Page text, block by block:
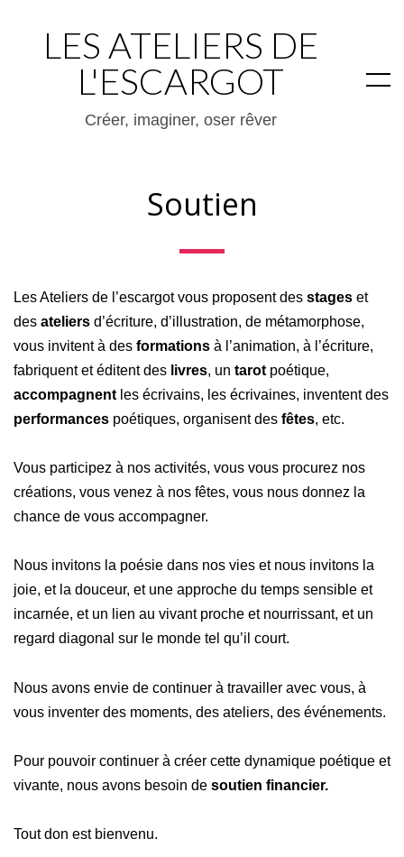
LES ATELIERS DE
L'ESCARGOT
Créer, imaginer, oser rêver
Soutien
Les Ateliers de l’escargot vous proposent des stages et
des ateliers d’écriture, d’illustration, de métamorphose,
vous invitent à des formations à l’animation, à l’écriture,
fabriquent et éditent des livres, un tarot poétique,
accompagnent les écrivains, les écrivaines, inventent des
performances poétiques, organisent des fêtes, etc.
Vous participez à nos activités, vous vous procurez nos
créations, vous venez à nos fêtes, vous nous donnez la
chance de vous accompagner.
Nous invitons la poésie dans nos vies et nous invitons la
joie, et la douceur, et une approche du temps sensible et
incarnée, et un lien au vivant proche et nourrissant, et un
regard diagonal sur le monde tel qu’il court.
Nous avons envie de continuer à travailler avec vous, à
vous inventer des moments, des ateliers, des événements.
Pour pouvoir continuer à créer cette dynamique poétique et
vivante, nous avons besoin de soutien financier.
Tout don est bienvenu.